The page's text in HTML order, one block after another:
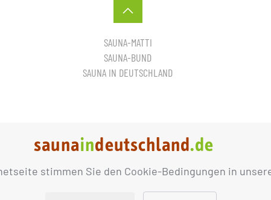
stimmen Sie den Cookie-Bedingungen in
SAUNA-MATTI
SAUNA-BUND
SAUNA IN DEUTSCHLAND